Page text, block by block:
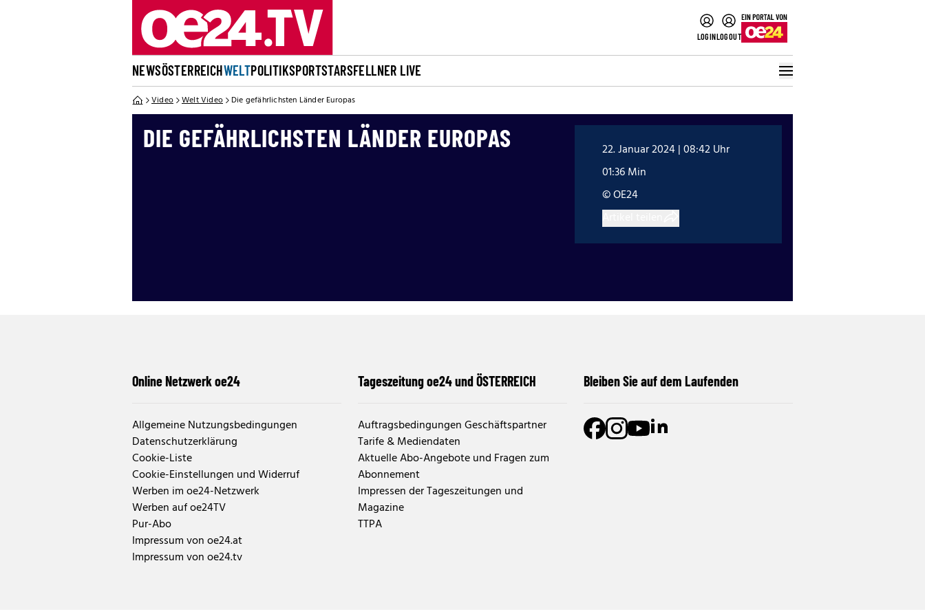
LOGINLOGOUT
NEWSÖSTERREICHWELTPOLITIKSPORTSTARSFELLNER LIVE
Video Welt Video Die gefährlichsten Länder Europas
DIE GEFÄHRLICHSTEN LÄNDER EUROPAS
22. Januar 2024 | 08:42 Uhr
01:36 Min
© OE24
Online Netzwerk oe24
Allgemeine Nutzungsbedingungen
Datenschutzerklärung
Cookie-Liste
Cookie-Einstellungen und Widerruf
Werben im oe24-Netzwerk
Werben auf oe24TV
Pur-Abo
Impressum von oe24.at
Impressum von oe24.tv
Tageszeitung oe24 und ÖSTERREICH
Auftragsbedingungen Geschäftspartner
Tarife & Mediendaten
Aktuelle Abo-Angebote und Fragen zum
Abonnement
Impressen der Tageszeitungen und
Magazine
TTPA
Bleiben Sie auf dem Laufenden